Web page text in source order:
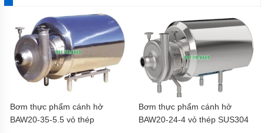
Bơm thực phẩm cánh hở
BAW20-35-5.5 vỏ thép
Bơm thực phẩm cánh hở
BAW20-24-4 vỏ thép SUS304